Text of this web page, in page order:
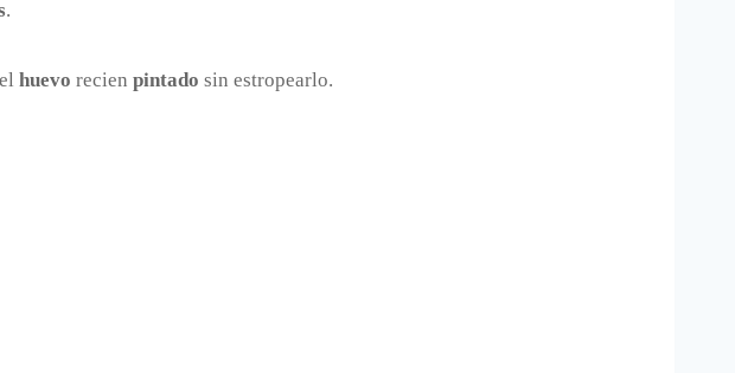
.
huevo recien pintado sin estropearlo.